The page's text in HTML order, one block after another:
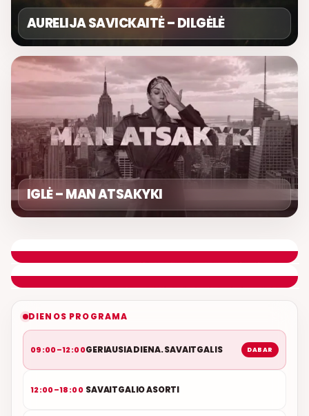
AURELIJA SAVICKAITĖ – DILGĖLĖ
IGLĖ – MAN ATSAKYKI
DIENOS PROGRAMA
09:00–12:00GERIAUSIA DIENA. SAVAITGALIS DABAR
12:00–18:00 SAVAITGALIO ASORTI